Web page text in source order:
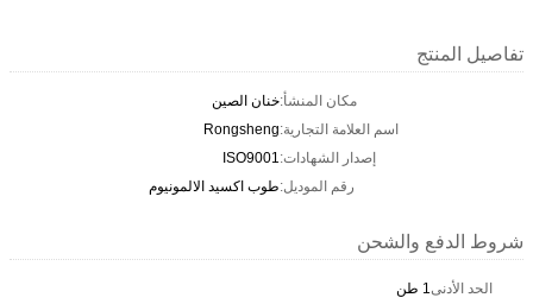
تفاصيل المنتج
مكان المنشأ:خنان الصين
اسم العلامة التجارية:Rongsheng
إصدار الشهادات:ISO9001
رقم الموديل:طوب اكسيد الالمونيوم
شروط الدفع والشحن
الحد الأدنى1 طن